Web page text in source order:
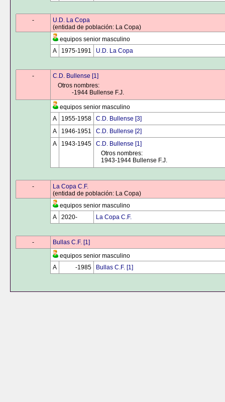
-
U.D. La Copa
(entidad de población: La Copa)
equipos senior masculino
A
1975-1991 U.D. La Copa
-
C.D. Bullense [1]
Otros nombres:
-1944 Bullense F.J.
equipos senior masculino
A
1955-1958
C.D. Bullense [3]
A
1946-1951
C.D. Bullense [2]
A
1943-1945
C.D. Bullense [1]
Otros nombres:
1943-1944 Bullense F.J.
-
La Copa C.F.
(entidad de población: La Copa)
equipos senior masculino
A
2020- La Copa C.F.
-
Bullas C.F. [1]
equipos senior masculino
A
-1985 Bullas C.F. [1]